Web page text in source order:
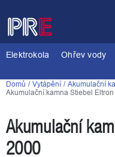
na
obsah
Elektrokola
Ohřev vody
Domů Vytápění
Akumulační
Akumulační kamna Stiebel
Akumulační
2000